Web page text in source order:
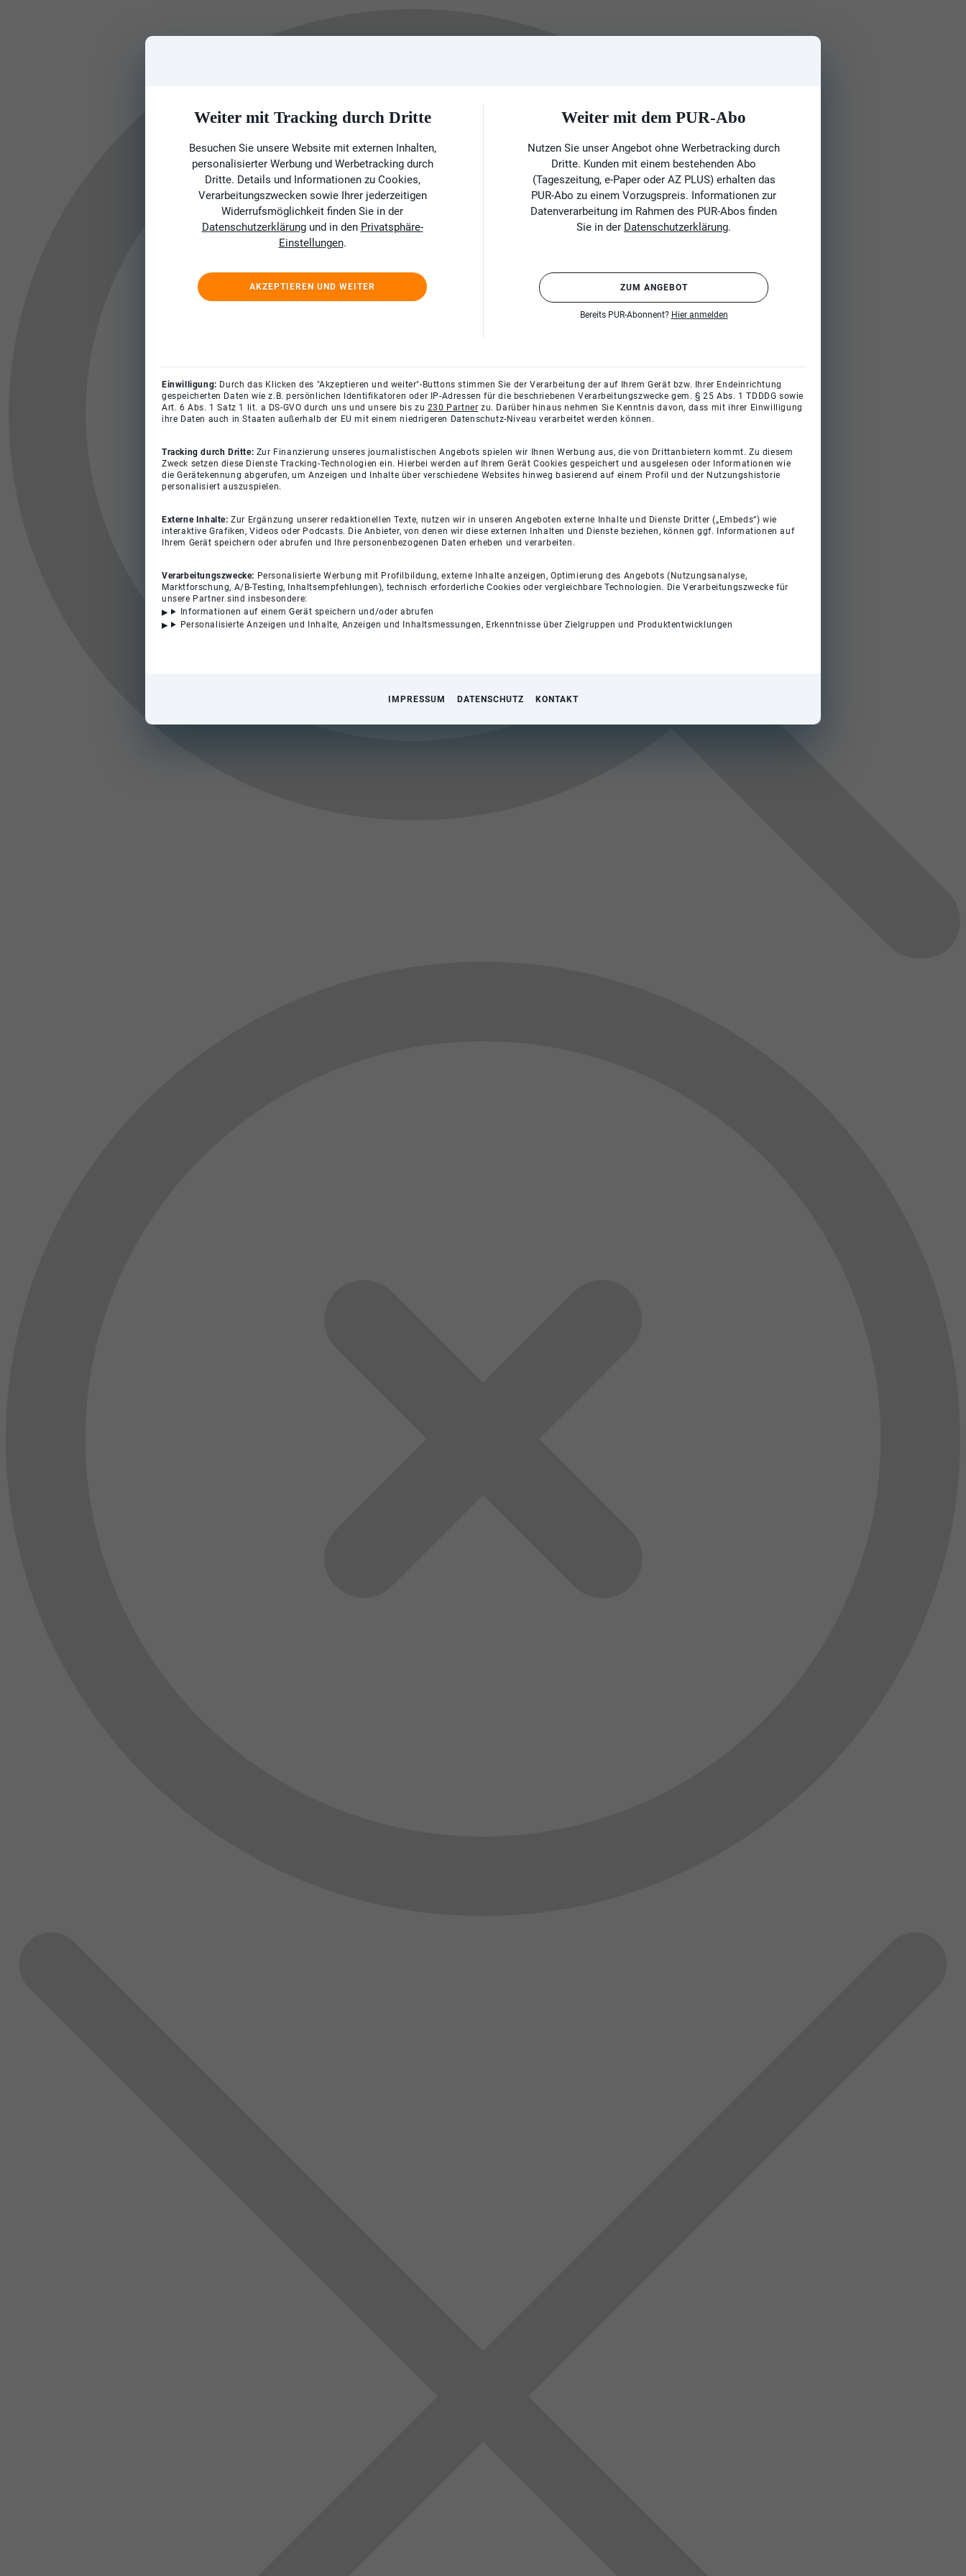
Weiter mit Tracking durch Dritte
Besuchen Sie unsere Website mit externen Inhalten,
personalisierter Werbung und Werbetracking durch
Dritte. Details und Informationen zu Cookies,
Verarbeitungszwecken sowie Ihrer jederzeitigen
Widerrufsmöglichkeit finden Sie in der
Datenschutzerklärungund in den Privatsphäre-
Einstellungen.
AKZEPTIEREN UND WEITER
Weiter mit dem PUR-Abo
Nutzen Sie unser Angebot ohne Werbetracking durch
Dritte. Kunden mit einem bestehenden Abo
(Tageszeitung, e-Paper oder AZ PLUS) erhalten das
PUR-Abo zu einem Vorzugspreis. Informationen zur
Datenverarbeitung im Rahmen des PUR-Abos finden
Sie in der Datenschutzerklärung.
ZUM ANGEBOT
Bereits PUR-Abonnent? Hier anmelden
Einwilligung: Durch das Klicken des "Akzeptieren und weiter"-Buttons stimmen Sie der Verarbeitung der auf Ihrem Gerät bzw. Ihrer Endeinrichtung
gespeicherten Daten wie z.B. persönlichen Identifikatoren oder IP-Adressen für die beschriebenen Verarbeitungszwecke gem. § 25 Abs. 1 TDDDG sowie
Art. 6 Abs. 1 Satz 1 lit. a DS-GVO durch uns und unsere bis zu 230 Partner zu. Darüber hinaus nehmen Sie Kenntnis davon, dass mit ihrer Einwilligung
ihre Daten auch in Staaten außerhalb der EU mit einem niedrigeren Datenschutz-Niveau verarbeitet werden können.
Tracking durch Dritte: Zur Finanzierung unseres journalistischen Angebots spielen wir Ihnen Werbung aus, die von Drittanbietern kommt. Zu diesem
Zweck setzen diese Dienste Tracking-Technologien ein. Hierbei werden auf Ihrem Gerät Cookies gespeichert und ausgelesen oder Informationen wie
die Gerätekennung abgerufen, um Anzeigen und Inhalte über verschiedene Websites hinweg basierend auf einem Profil und der Nutzungshistorie
personalisiert auszuspielen.
Externe Inhalte:Zur Ergänzung unserer redaktionellen Texte, nutzen wir in unseren Angeboten externe Inhalte und Dienste Dritter („Embeds“) wie
interaktive Grafiken, Videos oder Podcasts. Die Anbieter, von denen wir diese externen Inhalten und Dienste beziehen, können ggf. Informationen auf
Ihrem Gerät speichern oder abrufen und Ihre personenbezogenen Daten erheben und verarbeiten.
Verarbeitungszwecke: Personalisierte Werbung mit Profilbildung, externe Inhalte anzeigen, Optimierung des Angebots (Nutzungsanalyse,
Marktforschung, A/B-Testing, Inhaltsempfehlungen), technisch erforderliche Cookies oder vergleichbare Technologien. Die Verarbeitungszwecke für
unsere Partner sind insbesondere:
Informationen auf einem Gerät speichern und/oder abrufen
Personalisierte Anzeigen und Inhalte, Anzeigen und Inhaltsmessungen, Erkenntnisse über Zielgruppen und Produktentwicklungen
IMPRESSUM DATENSCHUTZ KONTAKT